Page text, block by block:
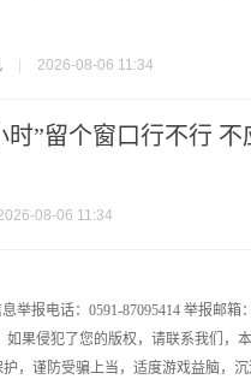
2026-08-06 11:34
时”留个窗口行不行 不
08-06 11:34
举报电话：0591-87095414 举报邮箱
果侵犯了您的版权，请联系我们，
，谨防受骗上当，适度游戏益脑，